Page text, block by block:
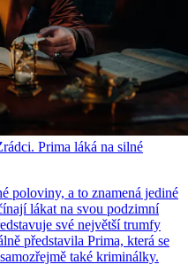
Prima láká na silné
poloviny, a to znamená jediné
lákat na svou podzimní
své největší trumfy
představila Prima, která se
také kriminálky.